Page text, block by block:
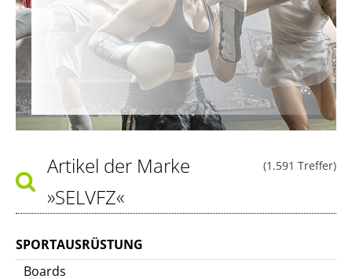
(1.591 Treffer)
Artikel der Marke
»SELVFZ«
SPORTAUSRÜSTUNG
Boards